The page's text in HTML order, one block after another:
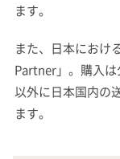
ます。
また、日本におけ
Partner」。購入
以外に日本国内の
ます。